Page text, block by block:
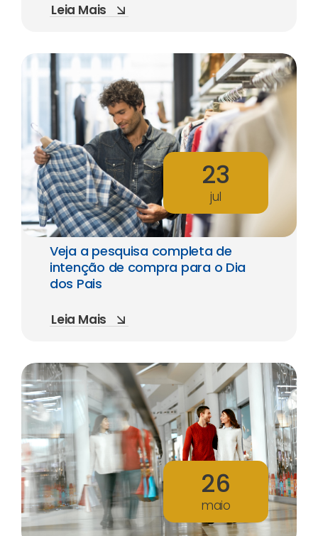
Leia Mais
23
jul
Veja a pesquisa completa de
intenção de compra para o Dia
dos Pais
Leia Mais
26
maio